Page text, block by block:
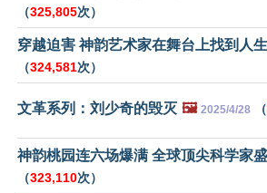
（325,805次）
穿越迫害 神韵艺术家在舞台上找到人
（324,581次）
文革系列：刘少奇的毁灭 🖼️ 2025/4/28 （
神韵桃园连六场爆满 全球顶尖科学家
（323,110次）